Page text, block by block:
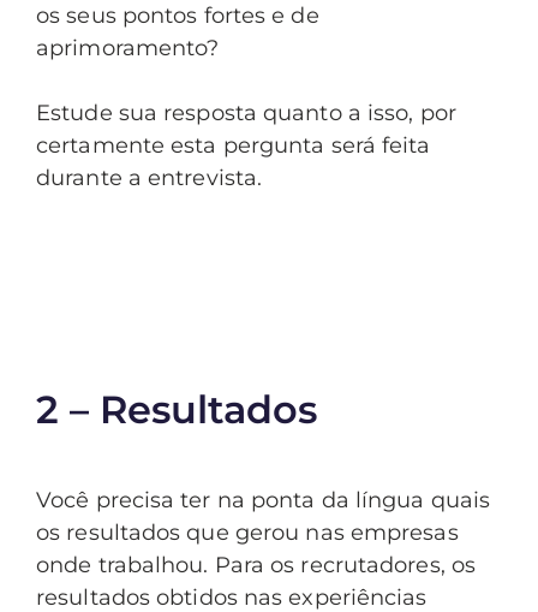
os seus pontos fortes e de
aprimoramento?
Estude sua resposta quanto a isso, por
certamente esta pergunta será feita
durante a entrevista.
2 – Resultados
Você precisa ter na ponta da língua quais
os resultados que gerou nas empresas
onde trabalhou. Para os recrutadores, os
resultados obtidos nas experiências